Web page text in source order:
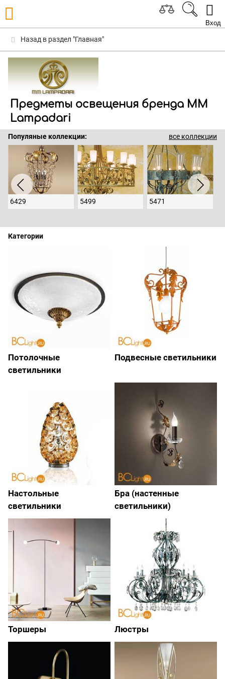
Вход
Назад в раздел "Главная"
Предметы освещения бренда MM
Lampadari
Популяные коллекции: все коллекции
6429 5499 5471
Категории
Потолочные
светильники
Подвесные светильники
Настольные
светильники
Бра (настенные
светильники)
Торшеры Люстры